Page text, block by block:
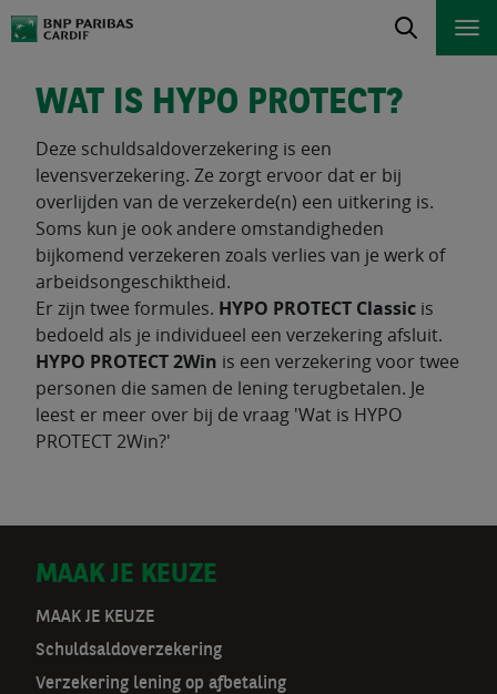
WAT IS HYPO PROTECT?
Deze schuldsaldoverzekering is een
levensverzekering. Ze zorgt ervoor dat er bij
overlijden van de verzekerde(n) een uitkering is.
Soms kun je ook andere omstandigheden
bijkomend verzekeren zoals verlies van je werk of
arbeidsongeschiktheid.
Er zijn twee formules. HYPO PROTECT Classic is
bedoeld als je individueel een verzekering afsluit.
HYPO PROTECT 2Win is een verzekering voor twee
personen die samen de lening terugbetalen. Je
leest er meer over bij de vraag 'Wat is HYPO
PROTECT 2Win?'
D
o
o
MAAK JE KEUZE
MAAK JE KEUZE
Schuldsaldoverzekering
Verzekering lening op afbetaling